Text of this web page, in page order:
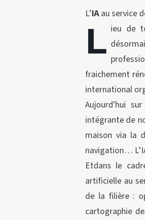
L’IAau service
L ieu de
fraichement
international
Aujourd'hui
intégrante de
maison via la
navigation…
Etdans le
artificielle au
de la filière :
cartographie